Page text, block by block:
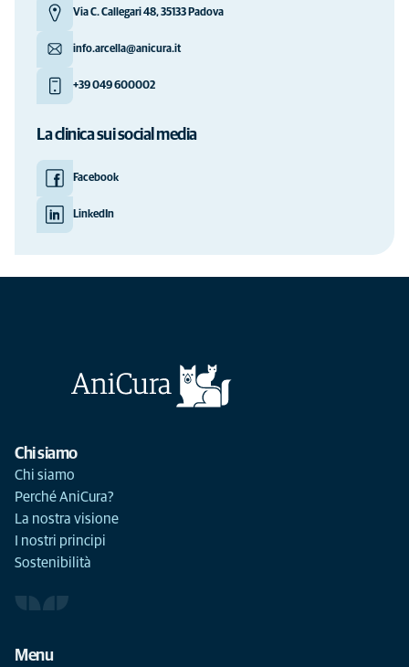
Via C. Callegari 48, 35133 Padova
info.arcella@anicura.it
+39 049 600002
La clinica sui social media
Facebook
LinkedIn
Chi siamo
Chi siamo
Perché AniCura?
La nostra visione
I nostri principi
Sostenibilità
Menu